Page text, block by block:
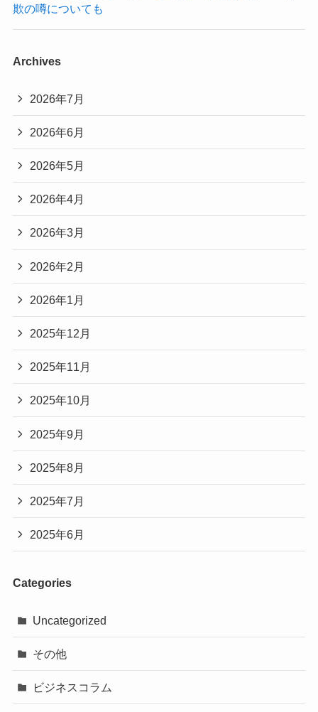
欺の噂についても
Archives
2026年7月
2026年6月
2026年5月
2026年4月
2026年3月
2026年2月
2026年1月
2025年12月
2025年11月
2025年10月
2025年9月
2025年8月
2025年7月
2025年6月
Categories
Uncategorized
その他
ビジネスコラム